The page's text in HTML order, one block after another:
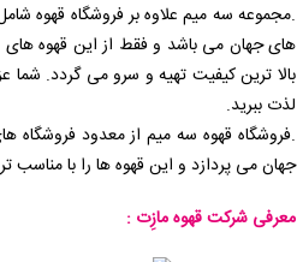
.مجموعه سه میم علاوه بر فروشگاه قهوه
های جهان می باشد و فقط از این قهوه
بالا ترین کیفیت تهیه و سرو می گردد. شما
لذت ببرید.
.فروشگاه قهوه سه میم از معدود فروشگاه
جهان می پردازد و این قهوه ها را با مناسب
معرفی شرکت قهوه مازِت :